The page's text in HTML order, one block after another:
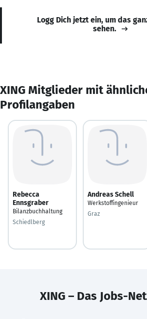
Logg Dich jetzt ein, um das
sehen.
XING Mitglieder mit
Profilangaben
Rebecca
Ennsgraber
Bilanzbuchhaltung
Schiedlberg
Andreas Schell
Werkstoffingenieur
Graz
XING – Das Jobs-